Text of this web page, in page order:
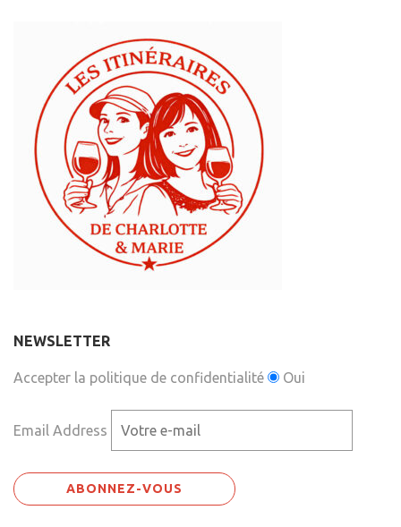
NEWSLETTER
Accepter la politique de confidentialité Oui
Email Address